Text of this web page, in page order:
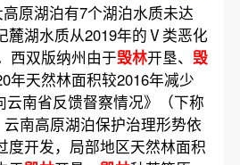
原湖泊有7个湖泊水质未达
麓湖水质从2019年的Ⅴ类恶化
西双版纳州由于毁林开垦、 毁
年天然林面积较2016年减少
南省反馈督察情况》（下称
云南高原湖泊保护治理形势依
度开发，局部地区天然林面积